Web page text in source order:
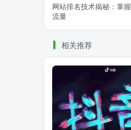
网站排名技术揭秘：掌
流量
相关推荐